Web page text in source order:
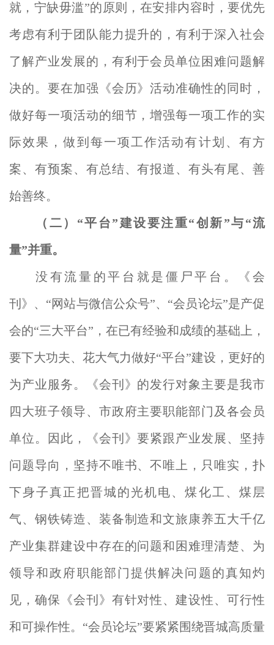
就，宁缺毋滥”的原则，在安排内容时，要优先
考虑有利于团队能力提升的，有利于深入社会
了解产业发展的，有利于会员单位困难问题解
决的。要在加强《会历》活动准确性的同时，
做好每一项活动的细节，增强每一项工作的实
际效果，做到每一项工作活动有计划、有方
案、有预案、有总结、有报道、有头有尾、善
始善终。
（二）“平台”建设要注重“创新”与“流
量”并重。
没有流量的平台就是僵尸平台。
《会
刊》、“网站与微信公众号”、“会员论坛”是产促
会的“三大平台”，在已有经验和成绩的基础上，
要下大功夫、花大气力做好“平台”建设 ，更好的
为产业服务。《会刊》的发行对象主要是我市
四大班子领导、市政府主要职能部门及各会员
单位。因此，《会刊》要紧跟产业发展、坚持
问题导向，坚持不唯书、不唯上，只唯实，扑
下身子真正把晋城的光机电、煤化工、煤层
气、钢铁铸造、装备制造和文旅康养五大千亿
产业集群建设中存在的问题和困难理清楚、为
领导和政府职能部门提供解决问题的真知灼
见，确保《会刊》有针对性、建设性、可行性
和可操作性。“会员论坛”要紧紧围绕晋城高质量